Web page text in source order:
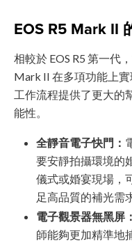
EOS R5 Mark II
相較於 EOS R5 第一代
Mark II 在多項功能上
工作流程提供了更大的
能性。
全靜音電子快門：
要安靜拍攝環境的
儀式或婚宴現場，
足高品質的補光需
電子觀景器無黑屏：
師能夠更加精準地